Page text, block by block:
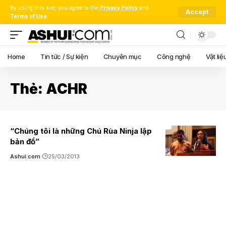
By using this site, you agree to the Privacy Policy and
Terms of Use.
Accept
Home Tin tức / Sự kiện Chuyên mục Công nghệ Vật
Thẻ: ACHR
“Chúng tôi là những Chú Rùa Ninja lập
bản đồ”
Ashui.com 25/03/2013